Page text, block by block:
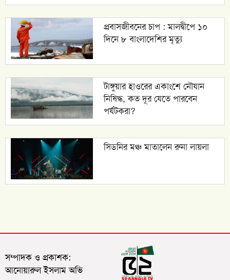
প্রবাসজীবনের চাপ : মালদ্বীপে ১০
দিনে ৮ বাংলাদেশির মৃত্যু
টাঙ্গুয়ার হাওরের একাংশে নৌযান
নিষিদ্ধ, কত দূর যেতে পারবেন
পর্যটকরা?
সিডনির মঞ্চ মাতালেন রুনা লায়লা
সম্পাদক ও প্রকাশক:
আনোয়ারুল ইসলাম অভি